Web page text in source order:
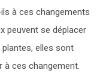
à ces changements
peuvent se déplacer
plantes, elles sont
à ces changement.